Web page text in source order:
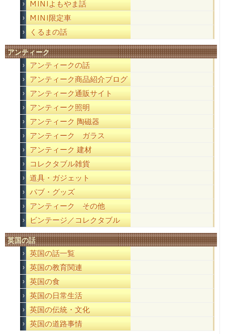
MINIよもやま話
MINI限定車
くるまの話
アンティーク
アンティークの話
アンティーク商品紹介ブログ
アンティーク通販サイト
アンティーク照明
アンティーク 陶磁器
アンティーク ガラス
アンティーク 建材
コレクタブル雑貨
道具・ガジェット
パブ・グッズ
アンティーク その他
ビンテージ／コレクタブル
英国の話
英国の話一覧
英国の教育関連
英国の食
英国の日常生活
英国の伝統・文化
英国の道路事情